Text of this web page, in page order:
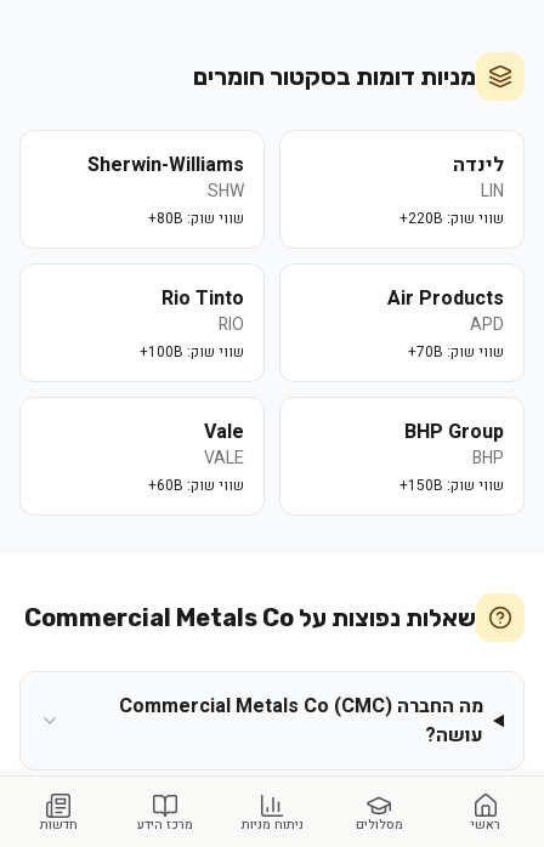
מניות דומות בסקטור חומרים
לינדה
LIN
שווי שוק: 220B+
Sherwin-Williams
SHW
שווי שוק: 80B+
Air Products
APD
שווי שוק: 70B+
Rio Tinto
RIO
שווי שוק: 100B+
BHP Group
BHP
שווי שוק: 150B+
Vale
VALE
שווי שוק: 60B+
שאלות נפוצות על Commercial Metals Co
מה החברה Commercial Metals Co (CMC)
עושה?
איך קוראים נכון את הנתונים של מנייתראשי מסלולים ניתוח מניות מרכז הידע חדשות